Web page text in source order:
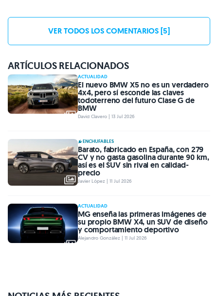
VER TODOS LOS COMENTARIOS [5]
ARTÍCULOS RELACIONADOS
ACTUALIDAD
El nuevo BMW X5 no es un verdadero
4x4, pero sí esconde las claves
todoterreno del futuro Clase G de
BMW
David Clavero | 13 Jul 2026
ENCHUFABLES
Barato, fabricado en España, con 279
CV y no gasta gasolina durante 90 km,
así es el SUV sin rival en calidad-
precio
Javier López | 11 Jul 2026
ACTUALIDAD
MG enseña las primeras imágenes de
su propio BMW X4, un SUV de diseño
y comportamiento deportivo
Alejandro González | 11 Jul 2026